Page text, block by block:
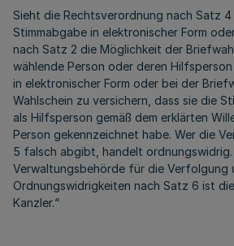
Sieht die Rechtsverordnung nach Satz
Stimmabgabe in elektronischer Form
nach Satz 2 die Möglichkeit der
wählende Person oder deren
in elektronischer Form oder bei der
Wahlschein zu versichern, dass sie die
als Hilfsperson gemäß dem erklärten
Person gekennzeichnet habe. Wer die
5 falsch abgibt, handelt
Verwaltungsbehörde für die Verfolgung
Ordnungswidrigkeiten nach Satz 6 ist
Kanzler.“